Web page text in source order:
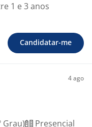
1 e 3 anos
Candidatar-me
4 ago
Grau) Presencial